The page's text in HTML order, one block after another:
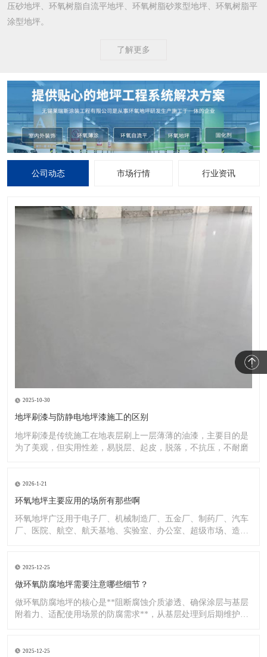
压砂地坪、环氧树脂自流平地坪、环氧树脂砂浆型地坪、环氧树脂平
涂型地坪。
了解更多
公司动态 市场行情 行业资讯
2025-10-30
地坪刷漆与防静电地坪漆施工的区别
地坪刷漆是传统施工在地表层刷上一层薄薄的油漆，主要目的是
为了美观，但实用性差，易脱层、起皮，脱落，不抗压，不耐磨
2026-1-21
环氧地坪主要应用的场所有那些啊
环氧地坪广泛用于电子厂、机械制造厂、五金厂、制药厂、汽车
厂、医院、航空、航天基地、实验室、办公室、超级市场、造纸
2025-12-25
做环氧防腐地坪需要注意哪些细节？
做环氧防腐地坪的核心是**阻断腐蚀介质渗透、确保涂层与基层
附着力、适配使用场景的防腐需求**，从基层处理到后期维护，
2025-12-25